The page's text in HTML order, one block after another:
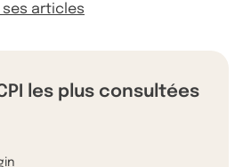
ses articles
les plus consultées